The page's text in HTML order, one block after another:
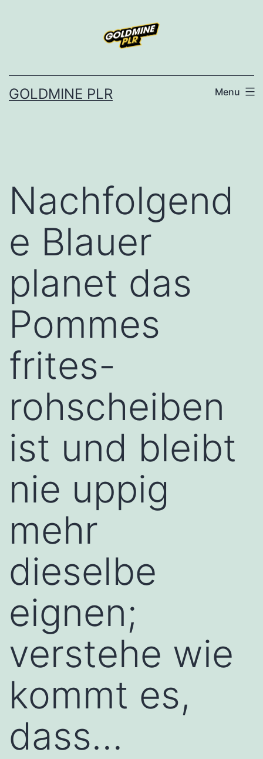
GOLDMINE PLR Menu
Nachfolgend
e Blauer
planet das
Pommes
frites-
rohscheiben
ist und bleibt
nie uppig
mehr
dieselbe
eignen;
verstehe wie
kommt es,
dass…